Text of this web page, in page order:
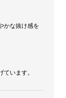
かな抜け感を
います。